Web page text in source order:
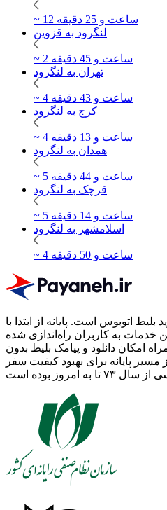
~ 12 ساعت و 25 دقیقه
لنگرود به قزوین
~ 2 ساعت و 45 دقیقه
تهران به لنگرود
~ 4 ساعت و 43 دقیقه
کرج به لنگرود
~ 4 ساعت و 13 دقیقه
همدان به لنگرود
~ 5 ساعت و 44 دقیقه
قرچک به لنگرود
~ 5 ساعت و 14 دقیقه
اسلامشهر به لنگرود
~ 4 ساعت و 50 دقیقه
بلیط اتوبوس است. پایانه از ابتدا با
خدمات به کاربران راه‌اندازی شده
امکان دانلود و پیامک بلیط بدون
مسیر پایانه برای بهبود کیفیت سفر